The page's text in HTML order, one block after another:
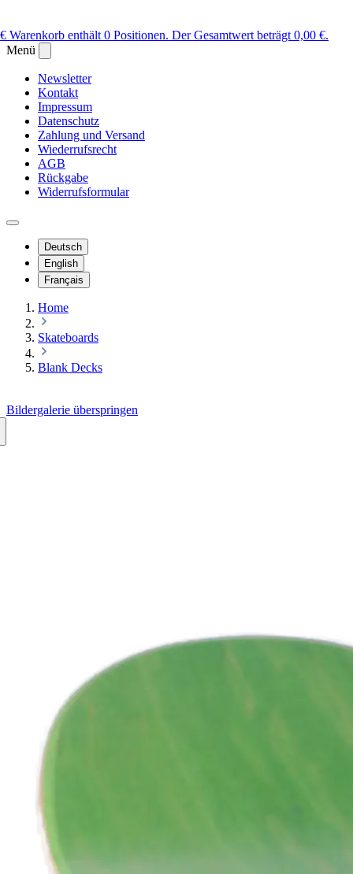
Warenkorb enthält 0 Positionen. Der Gesamtwert beträgt 0,00 €.
Menü
Newsletter
Kontakt
Impressum
Datenschutz
Zahlung und Versand
Wiederrufsrecht
AGB
Rückgabe
Widerrufsformular
Deutsch
English
Français
Home
Skateboards
Blank Decks
Bildergalerie überspringen